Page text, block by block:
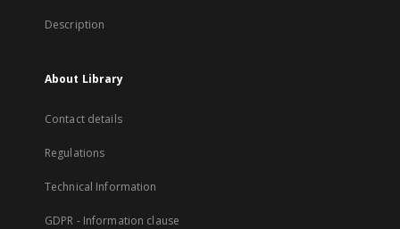
Description
About Library
Contact details
Regulations
Technical Information
GDPR - Information clause